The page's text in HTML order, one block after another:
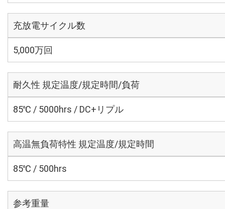
充放電サイクル数
5,000万回
耐久性 規定温度/規定時間/負荷
85℃ / 5000hrs / DC+リプル
高温無負荷特性 規定温度/規定時間
85℃ / 500hrs
参考重量